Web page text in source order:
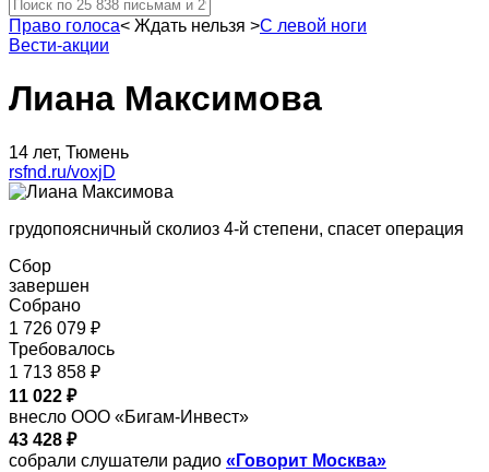
Право голоса< Ждать нельзя >С левой ноги
Вести-акции
Лиана Максимова
14 лет, Тюмень
rsfnd.ru/voxjD
грудопоясничный сколиоз 4-й степени, спасет операция
Сбор
завершен
Собрано
1 726 079 ₽
Требовалось
1 713 858 ₽
11 022 ₽
внесло ООО «Бигам-Инвест»
43 428 ₽
собрали слушатели радио «Говорит Москва»